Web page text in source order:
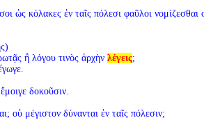
ὡς κόλακες ἐν ταῖς πόλεσι φαῦλοι νομίζεσθαι
ἢ λόγου τινὸς ἀρχὴν λέγεις;
δοκοῦσιν.
οὐ μέγιστον δύνανται ἐν ταῖς πόλεσιν;